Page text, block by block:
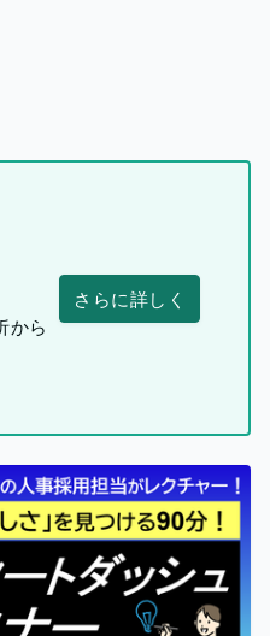
から
さらに詳しく